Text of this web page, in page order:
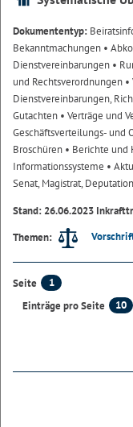
Dokumententyp:
Bekanntmachungen •
Dienstvereinbarungen •
und Rechtsverordnungen
Dienstvereinbarungen,
Gutachten • Verträge und
Geschäftsverteilungs- und
Broschüren • Berichte und
Informationssysteme •
Senat, Magistrat,
Stand: 26.06.2023
Themen:
Seite
1
Einträge pro Seite
10